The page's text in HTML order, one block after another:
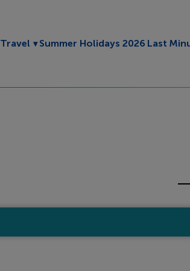
Travel Toggle submenu
Summer Holidays 2026 Last